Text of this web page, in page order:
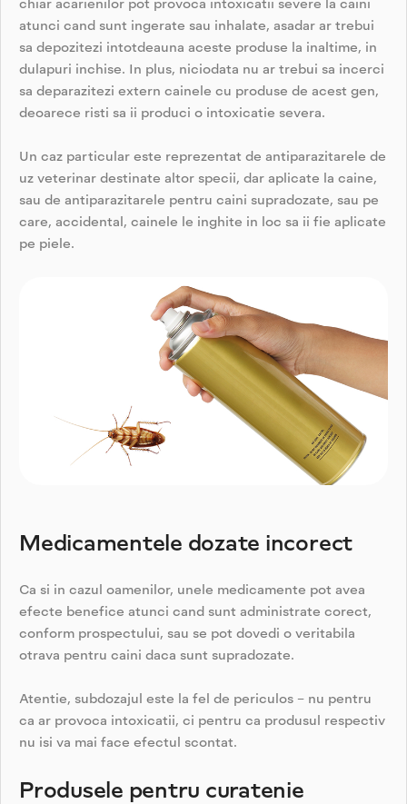
atunci cand sunt ingerate sau inhalate, asadar ar trebui
sa depozitezi intotdeauna aceste produse la inaltime, in
dulapuri inchise. In plus, niciodata nu ar trebui sa incerci
sa deparazitezi extern cainele cu produse de acest gen,
deoarece risti sa ii produci o intoxicatie severa.
Un caz particular este reprezentat de antiparazitarele de
uz veterinar destinate altor specii, dar aplicate la caine,
sau de antiparazitarele pentru caini supradozate, sau pe
care, accidental, cainele le inghite in loc sa ii fie aplicate
pe piele.
Medicamentele dozate incorect
Ca si in cazul oamenilor, unele medicamente pot avea
efecte benefice atunci cand sunt administrate corect,
conform prospectului, sau se pot dovedi o veritabila
otrava pentru caini daca sunt supradozate.
Atentie, subdozajul este la fel de periculos – nu pentru
ca ar provoca intoxicatii, ci pentru ca produsul respectiv
nu isi va mai face efectul scontat.
Produsele pentru curatenie